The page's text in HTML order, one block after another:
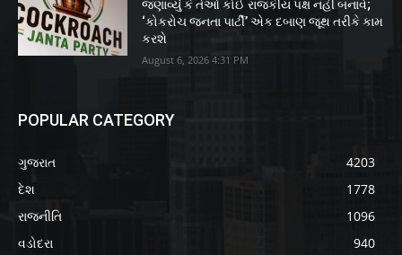
જણાવ્યું કે તેઓ કોઈ રાજકીય પક્ષ નહીં બનાવે;
‘કોકરોચ જનતા પાર્ટી’ એક દબાણ જૂથ તરીકે કામ
કરશે
August 6, 2026 4:31 PM
POPULAR CATEGORY
ગુજરાત
4203
દેશ
1778
રાજનીતિ
1096
વડોદરા
940